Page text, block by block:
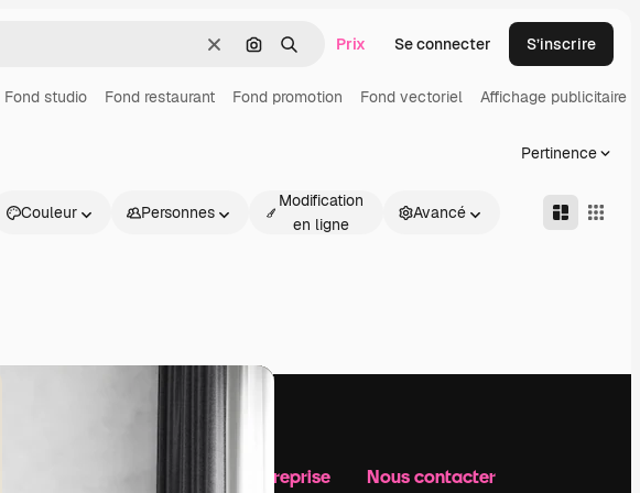
EffacerRechercher par image
Rechercher
Prix Se connecter S’inscrire
Fond studio Fond restaurant Fond promotion Fond vectoriel Affichage publicitaire
Pertinence
Couleur Personnes
Modification
en ligne
Avancé
Notre entreprise Nous contacter